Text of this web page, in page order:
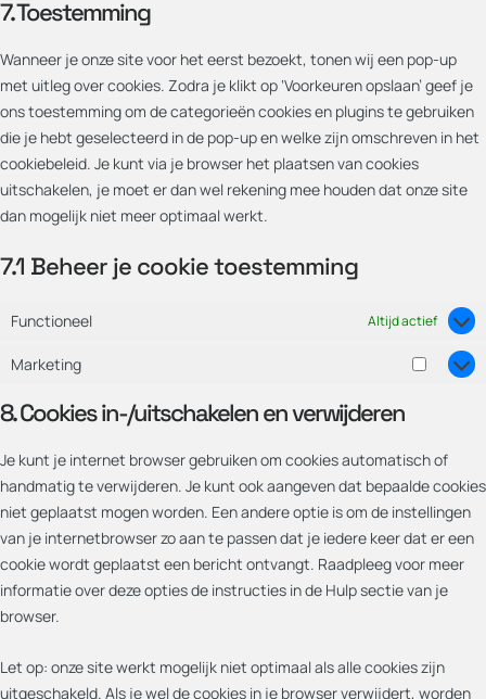
7. Toestemming
Wanneer je onze site voor het eerst bezoekt, tonen wij een pop-up
met uitleg over cookies. Zodra je klikt op ‘Voorkeuren opslaan’ geef je
ons toestemming om de categorieën cookies en plugins te gebruiken
die je hebt geselecteerd in de pop-up en welke zijn omschreven in het
cookiebeleid. Je kunt via je browser het plaatsen van cookies
uitschakelen, je moet er dan wel rekening mee houden dat onze site
dan mogelijk niet meer optimaal werkt.
7.1 Beheer je cookie toestemming
Functioneel Altijd actief
Marketing
8. Cookies in-/uitschakelen en verwijderen
Je kunt je internet browser gebruiken om cookies automatisch of
handmatig te verwijderen. Je kunt ook aangeven dat bepaalde cookies
niet geplaatst mogen worden. Een andere optie is om de instellingen
van je internetbrowser zo aan te passen dat je iedere keer dat er een
cookie wordt geplaatst een bericht ontvangt. Raadpleeg voor meer
informatie over deze opties de instructies in de Hulp sectie van je
browser.
Let op: onze site werkt mogelijk niet optimaal als alle cookies zijn
uitgeschakeld. Als je wel de cookies in je browser verwijdert, worden